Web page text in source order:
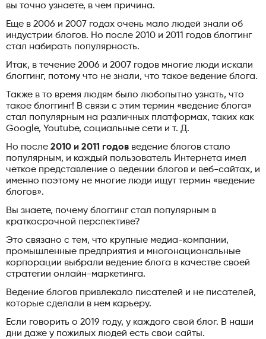
вы точно узнаете, в чем причина.
Еще в 2006 и 2007 годах очень мало людей знали об
индустрии блогов. Но после 2010 и 2011 годов блоггинг
стал набирать популярность.
Итак, в течение 2006 и 2007 годов многие люди искали
блоггинг, потому что не знали, что такое ведение блога.
Также в то время людям было любопытно узнать, что
такое блоггинг! В связи с этим термин «ведение блога»
стал популярным на различных платформах, таких как
Google, Youtube, социальные сети и т. Д.
Но после 2010 и 2011 годов ведение блогов стало
популярным, и каждый пользователь Интернета имел
четкое представление о ведении блогов и веб-сайтах, и
именно поэтому не многие люди ищут термин «ведение
блогов».
Вы знаете, почему блоггинг стал популярным в
краткосрочной перспективе?
Это связано с тем, что крупные медиа-компании,
промышленные предприятия и многонациональные
корпорации выбрали ведение блога в качестве своей
стратегии онлайн-маркетинга.
Ведение блогов привлекало писателей и не писателей,
которые сделали в нем карьеру.
Если говорить о 2019 году, у каждого свой блог. В наши
дни даже у пожилых людей есть свои сайты.